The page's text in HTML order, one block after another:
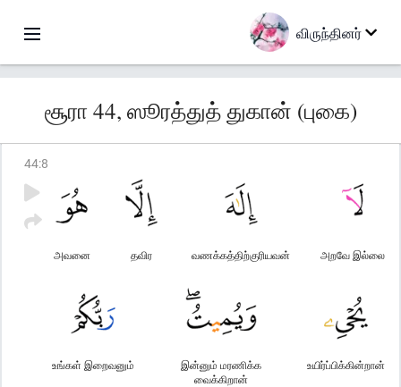
விருந்தினர்
சூரா 44, ஸூரத்துத் துகான் (புகை)
44:8
அறவே இல்லை
வணக்கத்திற்குரியவன்
தவிர
அவனை
உயிர்ப்பிக்கின்றான்
இன்னும் மரணிக்க
வைக்கிறான்
உங்கள் இறைவனும்